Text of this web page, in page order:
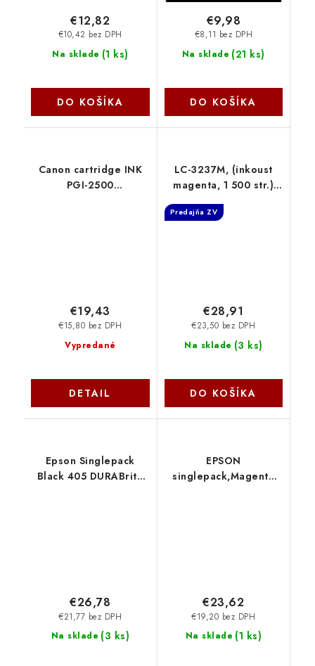
Na sklade (1 ks)
€10,42 bez DPH
€12,82
DO KOŠÍKA
Na sklade (21 ks)
€8,11 bez DPH
€9,98
DO KOŠÍKA
Canon cartridge INK
PGI-2500
Vypredané
€15,80 bez DPH
€19,43
DETAIL
LC-3237M, (inkoust
magenta, 1 500 str.)
LC3237M Brother
Predajňa ZV
Na sklade (3 ks)
€23,50 bez DPH
€28,91
DO KOŠÍKA
Epson Singlepack
Black 405 DURABrite
Na sklade (3 ks)
€21,77 bez DPH
€26,78
EPSON
singlepack,Magenta
Na sklade (1 ks)
€19,20 bez DPH
€23,62